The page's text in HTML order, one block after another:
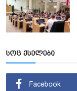
სოც ქსელები
Facebook